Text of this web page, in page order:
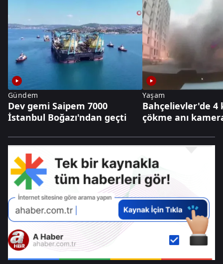
Gündem
Dev gemi Saipem 7000
İstanbul Boğazı'ndan geçti
Yaşam
Bahçelievler'de 4
çökme anı